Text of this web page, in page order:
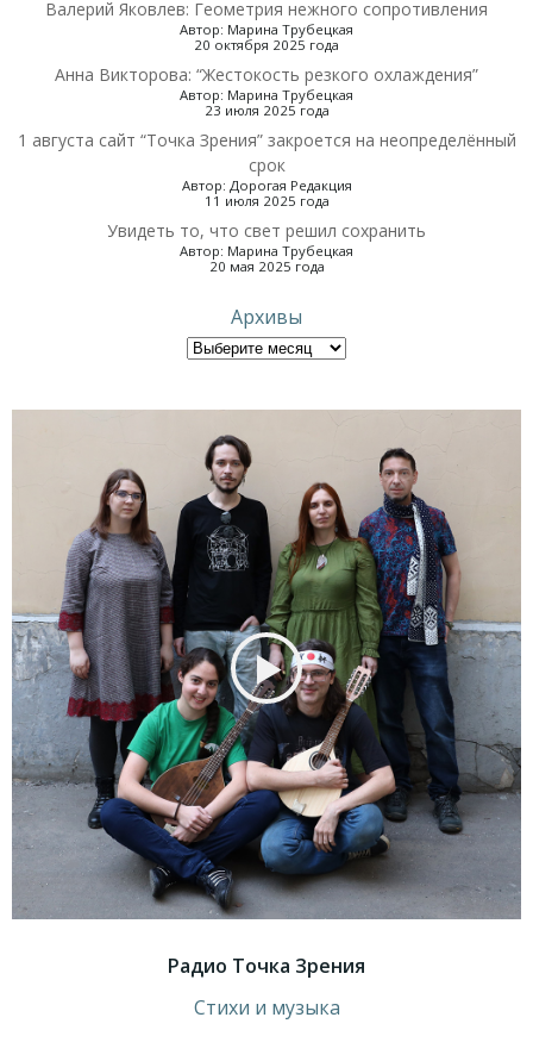
Валерий Яковлев: Геометрия нежного сопротивления
Автор: Марина Трубецкая
20 октября 2025 года
Анна Викторова: “Жестокость резкого охлаждения”
Автор: Марина Трубецкая
23 июля 2025 года
1 августа сайт “Точка Зрения” закроется на неопределённый
срок
Автор: Дорогая Редакция
11 июля 2025 года
Увидеть то, что свет решил сохранить
Автор: Марина Трубецкая
20 мая 2025 года
Архивы
Радио Точка Зрения
Стихи и музыка